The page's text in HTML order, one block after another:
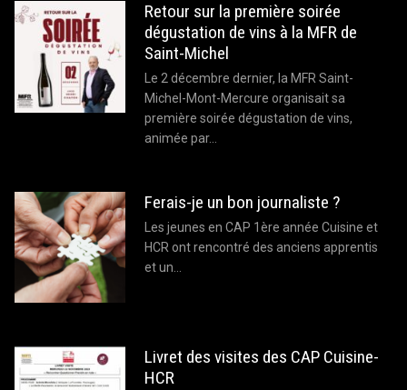
Retour sur la première soirée
dégustation de vins à la MFR de
Saint-Michel
Le 2 décembre dernier, la MFR Saint-
Michel-Mont-Mercure organisait sa
première soirée dégustation de vins,
animée par…
Ferais-je un bon journaliste ?
Les jeunes en CAP 1ère année Cuisine et
HCR ont rencontré des anciens apprentis
et un…
Livret des visites des CAP Cuisine-
HCR